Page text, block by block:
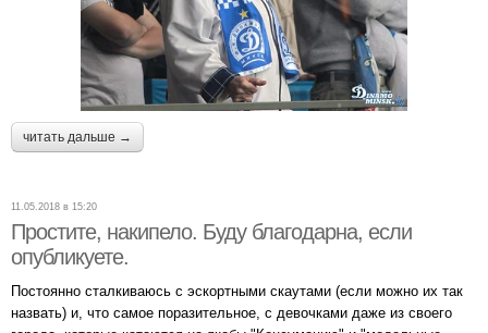
читать дальше →
11.05.2018 в 15:20
Простите, накипело. Буду благодарна, если
опубликуете.
Постоянно сталкиваюсь с эскортными скаутами (если можно их так
назвать) и, что самое поразительное, с девочками даже из своего